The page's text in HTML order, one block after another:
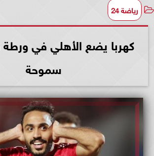
رياضة 24
كهربا يضع الأهلي في ورطة
سموحة